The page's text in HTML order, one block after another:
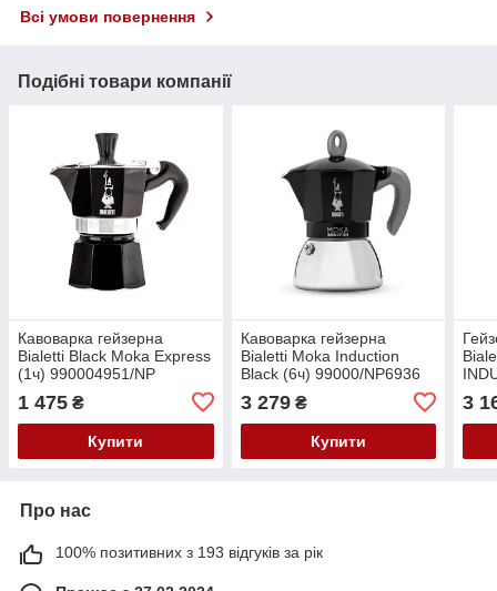
Всі умови повернення
Подібні товари компанії
Кавоварка гейзерна
Bialetti Black Moka Express
(1ч) 990004951/NP
1 475 ₴
Купити
Кавоварка гейзерна
Bialetti Moka Induction
Black (6ч) 99000/NP6936
3 279₴
Купити
3
Про нас
100% позитивних з 193 відгуків за рік